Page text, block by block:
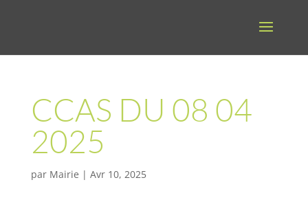
CCAS DU 08 04
2025
par Mairie | Avr 10, 2025